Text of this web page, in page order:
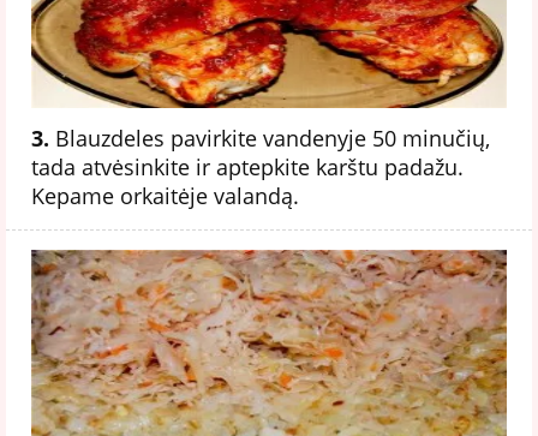
3. Blauzdeles pavirkite vandenyje 50 minučių,
tada atvėsinkite ir aptepkite karštu padažu.
Kepame orkaitėje valandą.